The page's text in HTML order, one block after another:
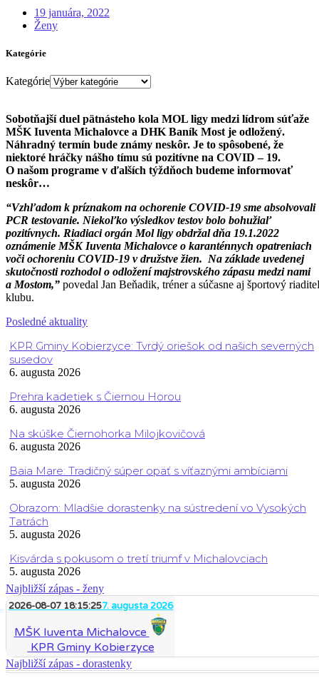
19 januára, 2022
Ženy
Kategórie
Kategórie
Sobotňajší duel pätnásteho kola MOL ligy medzi lídrom súťaže
MŠK Iuventa Michalovce a DHK Baník Most je odložený.
Náhradný termín bude známy neskôr. Je to spôsobené, že
niektoré hráčky nášho tímu sú pozitívne na COVID – 19.
O našom programe v ďalších týždňoch budeme informovať
neskôr…
“Vzhľadom k príznakom na ochorenie COVID-19 sme absolvovali
PCR testovanie. Niekoľko výsledkov testov bolo bohužiaľ
pozitívnych. Riadiaci orgán Mol ligy obdržal dňa 19.1.2022
oznámenie MŠK Iuventa Michalovce o karanténnych opatreniach
voči ochoreniu COVID-19 v družstve žien. Na základe uvedenej
skutočnosti rozhodol o odložení majstrovského zápasu medzi nami
a Mostom,” povedal Jan Beňadik, tréner a súčasne aj športový
klubu.
Posledné aktuality
KPR Gminy Kobierzyce: Tvrdý oriešok od našich severných
susedov
6. augusta 2026
Prehra kadetiek s Čiernou Horou
6. augusta 2026
Na skúške Čiernohorka Milojkovičová
6. augusta 2026
Baia Mare: Tradičný súper opäť s víťaznými ambíciami
5. augusta 2026
Obrazom: Mladšie dorastenky na sústredení vo Vysokých
Tatrách
5. augusta 2026
Kisvárda s pokusom o tretí triumf v Michalovciach
5. augusta 2026
Najbližší zápas - ženy
2026-08-07 18:15:257. augusta 2026
MŠK Iuventa Michalovce
KPR Gminy Kobierzyce
Najbližší zápas - dorastenky